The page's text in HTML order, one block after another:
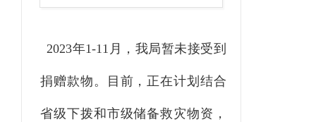
2023年1-11月 ，我局暂未接受到
捐赠款物。目前，正在计划结合
省级下拨和市级储备救灾物资，